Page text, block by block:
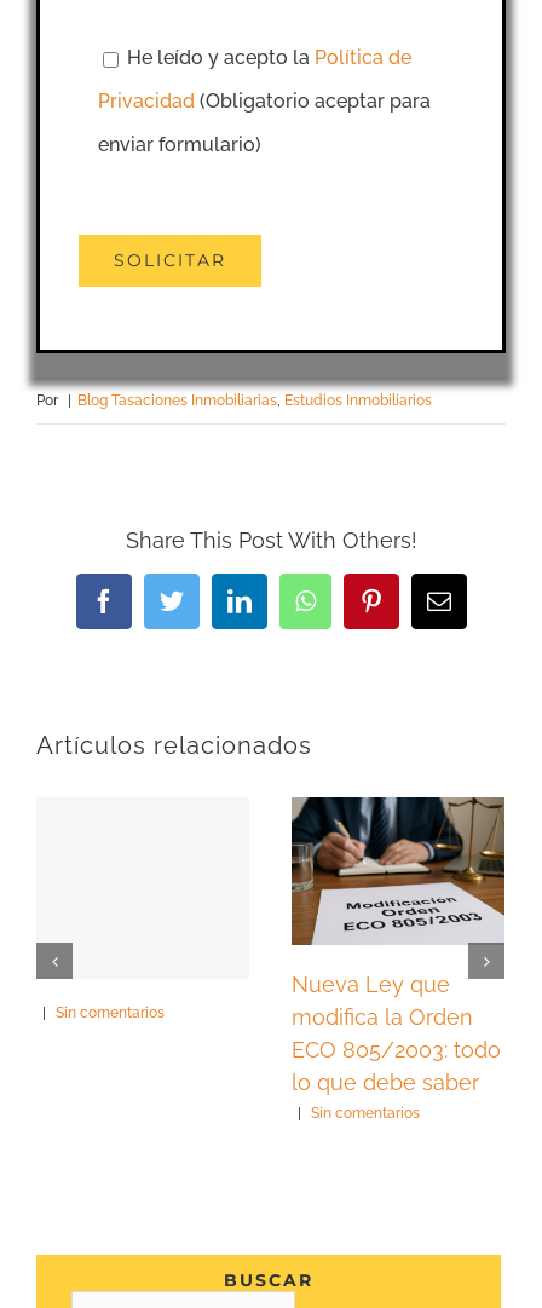
He leído y acepto la Política de
Privacidad (Obligatorio aceptar para
enviar formulario)
Por Blog Tasaciones Inmobiliarias, Estudios Inmobiliarios
Share This Post With Others!
FacebookTwitterLinkedInWhatsAppPinterestCorreo
Artículos relacionados
Sin comentarios
Nueva Ley que
modifica la Orden
ECO 805/2003: todo
lo que debe saber
| Sin comentarios
BUSCAR